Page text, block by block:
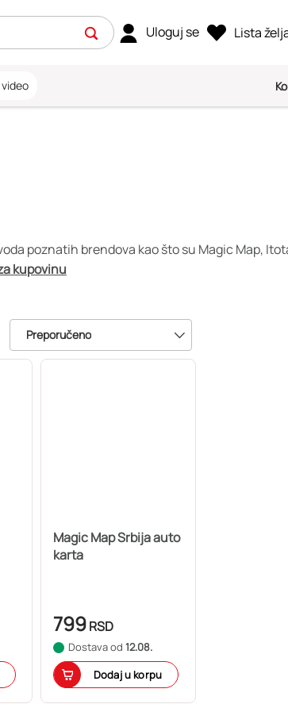
Uloguj se Lista
poznatih brendova kao što su Magic Map,
kupovinu
Preporučeno
Magic Map Srbija auto
karta
799RSD
Dostava od 12.08.
Dodaj u korpu